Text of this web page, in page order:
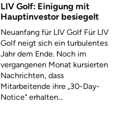
LIV Golf: Einigung mit
Hauptinvestor besiegelt
Neuanfang für LIV Golf Für LIV
Golf neigt sich ein turbulentes
Jahr dem Ende. Noch im
vergangenen Monat kursierten
Nachrichten, dass
Mitarbeitende ihre „30-Day-
Notice" erhalten...